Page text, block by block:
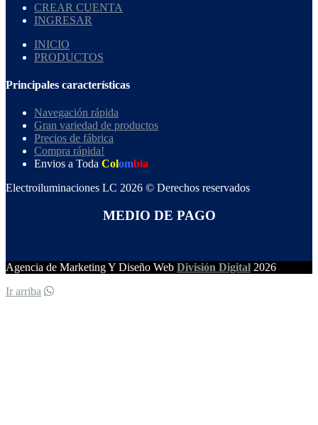
CREAR CUENTA
INGRESAR
INICIO
PRODUCTOS
Principales características
Navegación rápida
Gran variedad de productos
Precios de fábrica
Compra rápida!
Envios a Toda Colombia
Electroiluminaciones LC 2026 © Derechos reservados
MEDIO DE PAGO
Agencia de Marketing Y Diseño Web División Digital 2026
Ir arriba